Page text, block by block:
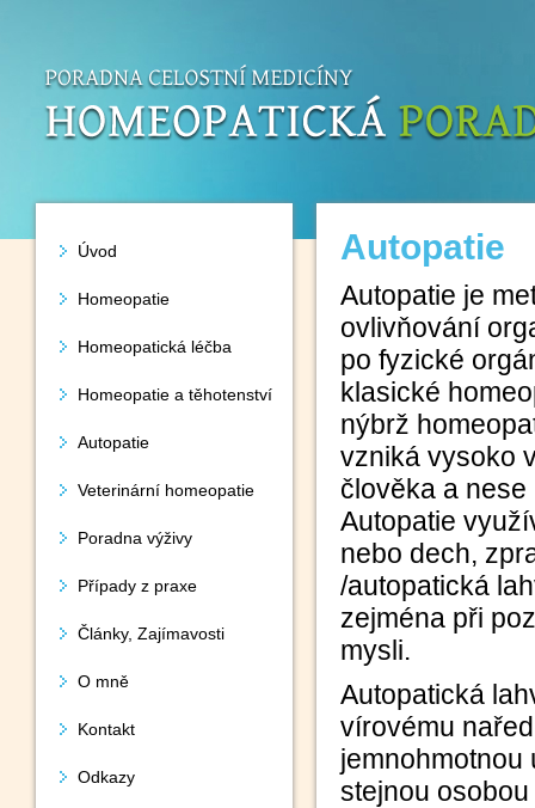
Úvod
Homeopatie
Homeopatická léčba
Homeopatie a těhotenství
Autopatie
Veterinární homeopatie
Poradna výživy
Případy z praxe
Články, Zajímavosti
O mně
Kontakt
Odkazy
Autopatie
Autopatie je
ovlivňování
po fyzické
klasické
nýbrž
vzniká vysoko
člověka a
Autopatie
nebo dech,
/autopatická
zejména při
mysli.
Autopatická
vírovému
jemnohmotnou
stejnou